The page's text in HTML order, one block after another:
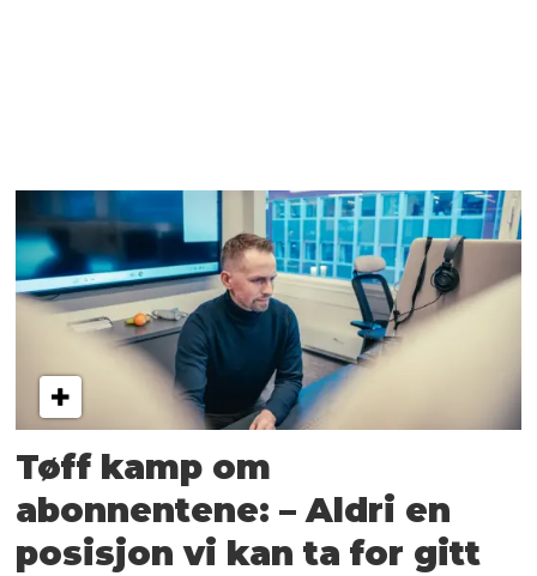
Tøff kamp om
abonnentene: – Aldri en
posisjon vi kan ta for gitt